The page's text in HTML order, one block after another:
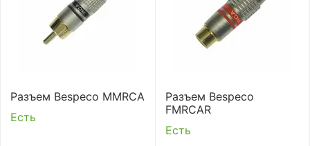
Разъем Bespeco MMRCA
Есть
Разъем Bespeco
FMRCAR
Есть